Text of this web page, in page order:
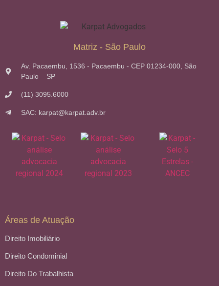
Matriz - São Paulo
Av. Pacaembu, 1536 - Pacaembu - CEP 01234-000, São
Paulo – SP
(11) 3095.6000
SAC: karpat@karpat.adv.br
Áreas de Atuação
Direito Imobiliário
Direito Condominial
Direito Do Trabalhista